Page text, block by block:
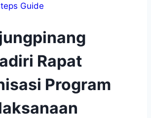
Guide
Rapat
Program